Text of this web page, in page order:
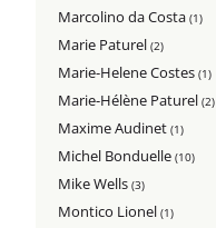
Marcolino da Costa(1)
Marie Paturel(2)
Marie-Helene Costes(1)
Marie-Hélène Paturel(2)
Maxime Audinet(1)
Michel Bonduelle(10)
Mike Wells(3)
Montico Lionel(1)